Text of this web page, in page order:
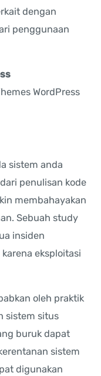
dengan
penggunaan
WordPress
sistem anda
penulisan kode
membahayakan
Sebuah study
insiden
eksploitasi
oleh praktik
sistem situs
buruk dapat
sistem
digunakan